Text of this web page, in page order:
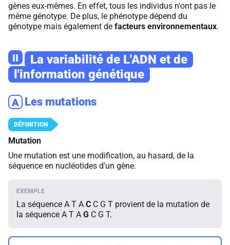
gènes eux-mêmes. En effet, tous les individus n'ont pas le
même génotype. De plus, le phénotype dépend du
génotype mais également de facteurs environnementaux.
II
La variabilité de L'ADN et de
l'information génétique
A Les mutations
Mutation
Une mutation est une modification, au hasard, de la
séquence en nucléotides d'un gène.
La séquence A T A C C G T provient de la mutation de
la séquence A T A G C G T.